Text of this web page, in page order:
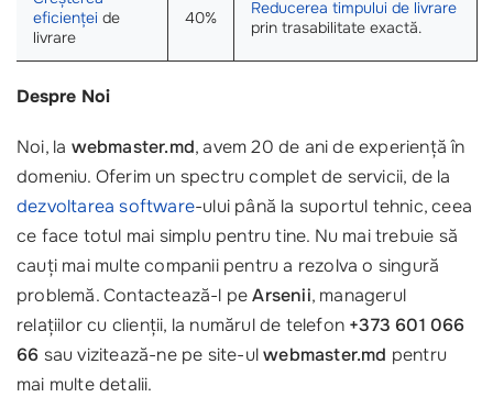
eficienței de
livrare
40%
Reducerea timpului de livrare
prin trasabilitate exactă.
Despre Noi
Noi, la webmaster.md, avem 20 de ani de experiență în
domeniu. Oferim un spectru complet de servicii, de la
dezvoltarea software-ului până la suportul tehnic, ceea
ce face totul mai simplu pentru tine. Nu mai trebuie să
cauți mai multe companii pentru a rezolva o singură
problemă. Contactează-l peArsenii, managerul
relațiilor cu clienții, la numărul de telefon +373 601 066
66 sau vizitează-ne pe site-ulwebmaster.md pentru
mai multe detalii.